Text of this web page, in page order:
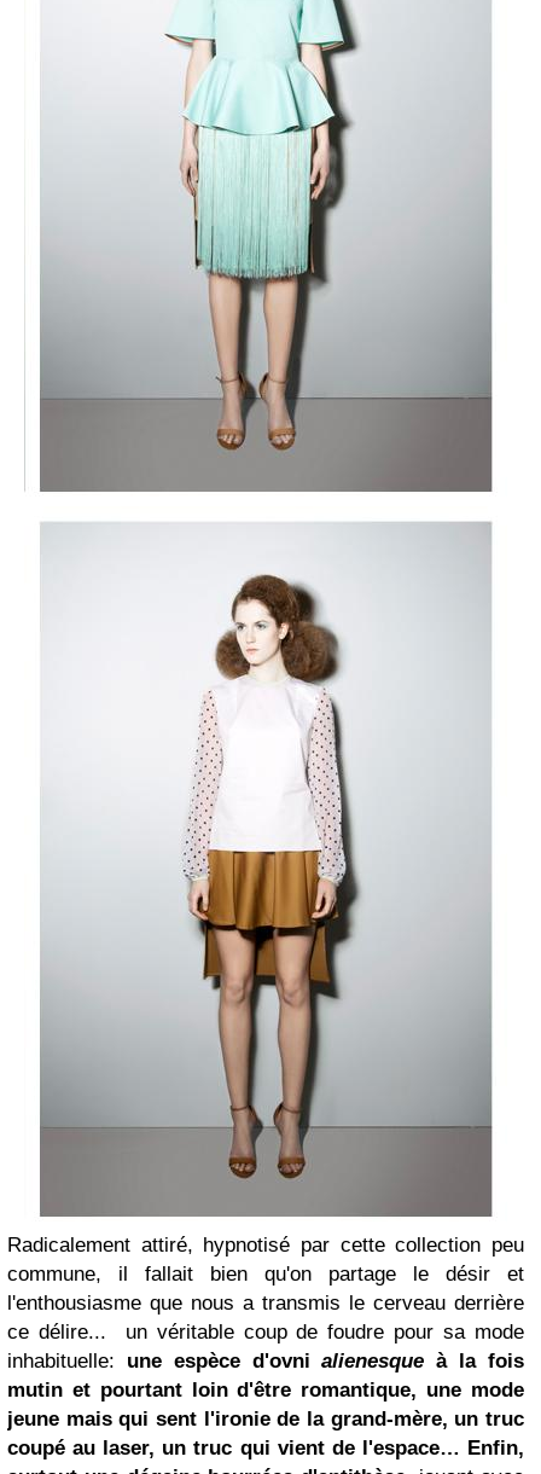
Radicalement attiré, hypnotisé par cette collection peu
commune, il fallait bien qu'on partage le désir et
l'enthousiasme que nous a transmis le cerveau derrière
ce délire... un véritable coup de foudre pour sa mode
inhabituelle: une espèce d'ovnialienesque à la fois
mutin et pourtant loin d'être romantique, une mode
jeune mais qui sent l'ironie de la grand-mère, un truc
coupé au laser, un truc qui vient de l'espace… Enfin,